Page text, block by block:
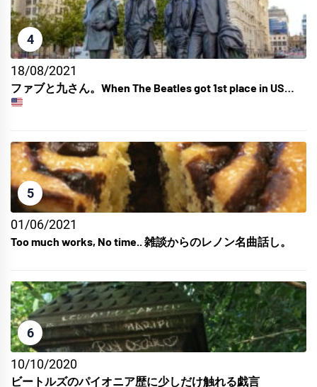
4
18/08/2021
ファブと九さん。When The Beatles got 1st place in US…
5
01/06/2021
Too much works, No time.. 雑談からのレノン名曲話し。
6
10/10/2020
ビートルズのパイオニア歴に少しだけ触れる戯言